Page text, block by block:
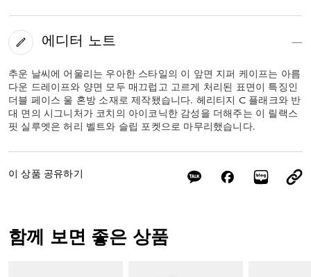
에디터 노트
추운 날씨에 어울리는 우아한 스타일의 이 앞면 지퍼 케이프는 아름
다운 드레이프와 양면 모두 매끄럽고 고르게 처리된 표면이 특징인
더블 페이스 울 혼방 소재로 제작됐습니다. 헤리티지 C 플래크와 반
대 면의 시그니처가 코치의 아이코닉한 감성을 더해주는 이 릴랙스
핏 실루엣은 허리 벨트와 슬립 포켓으로 마무리했습니다.
이 상품 공유하기
함께 보면 좋은 상품